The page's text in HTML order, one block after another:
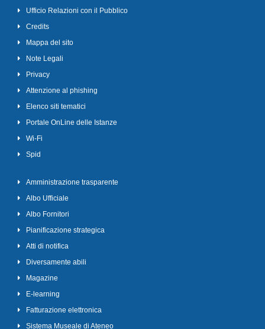
Ufficio Relazioni con il Pubblico
Credits
Mappa del sito
Note Legali
Privacy
Attenzione al phishing
Elenco siti tematici
Portale OnLine delle Istanze
Wi-Fi
Spid
Amministrazione trasparente
Albo Ufficiale
Albo Fornitori
Pianificazione strategica
Atti di notifica
Diversamente abili
Magazine
E-learning
Fatturazione elettronica
Sistema Museale di Ateneo